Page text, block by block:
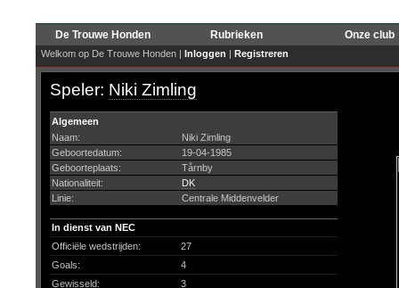
De Trouwe Honden Rubrieken Onze club
Welkom op De Trouwe Honden | Inloggen | Registreren
Speler: Niki Zimling
Algemeen
Naam:
Niki Zimling
Geboortedatum:
19-04-1985
Geboorteplaats:
Tårnby
Nationaliteit:
DK
Linie:
Centrale Middenvelder
In dienst van NEC
Officiële wedstrijden:
27
Goals:
4
Gewisseld:
3